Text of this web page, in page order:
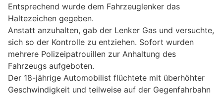
Entsprechend wurde dem Fahrzeuglenker das
Haltezeichen gegeben.
Anstatt anzuhalten, gab der Lenker Gas und versuchte,
sich so der Kontrolle zu entziehen. Sofort wurden
mehrere Polizeipatrouillen zur Anhaltung des
Fahrzeugs aufgeboten.
Der 18-jährige Automobilist flüchtete mit überhöhter
Geschwindigkeit und teilweise auf der Gegenfahrbahn